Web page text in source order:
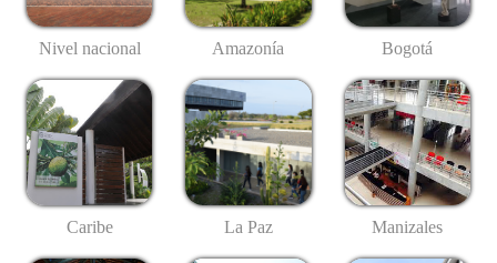
Nivel nacional Amazonía Bogotá
Caribe La Paz Manizales